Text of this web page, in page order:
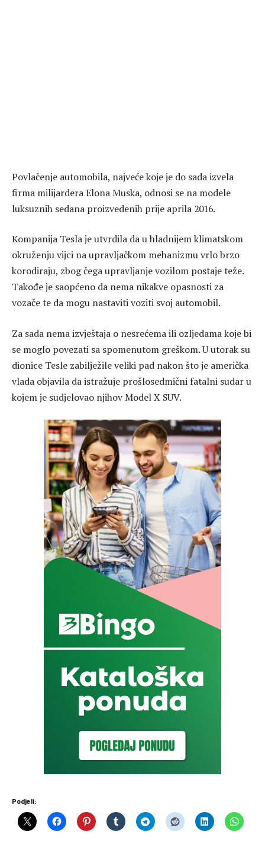
Povlačenje automobila, najveće koje je do sada izvela
firma milijardera Elona Muska, odnosi se na modele
luksuznih sedana proizvedenih prije aprila 2016.
Kompanija Tesla je utvrdila da u hladnijem klimatskom
okruženju vijci na upravljačkom mehanizmu vrlo brzo
korodiraju, zbog čega upravljanje vozilom postaje teže.
Takođe je saopćeno da nema nikakve opasnosti za
vozače te da mogu nastaviti voziti svoj automobil.
Za sada nema izvještaja o nesrećema ili ozljedama koje bi
se moglo povezati sa spomenutom greškom. U utorak su
dionice Tesle zabilježile veliki pad nakon što je američka
vlada objavila da istražuje prošlosedmični fatalni sudar u
kojem je sudjelovao njihov Model X SUV.
Podjeli: